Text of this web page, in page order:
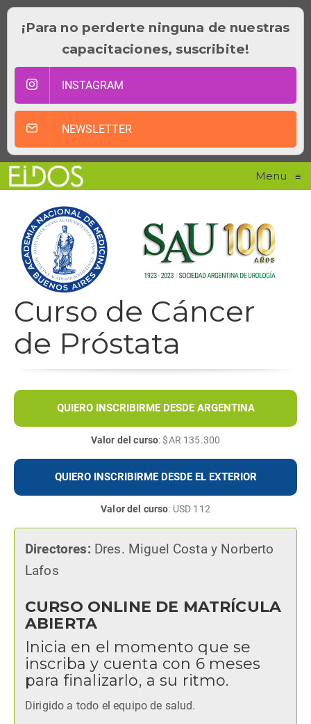
¡Para no perderte ninguna de nuestras
capacitaciones, suscribite!
INSTAGRAM
NEWSLETTER
Menu ≡
Curso de Cáncer
de Próstata
QUIERO INSCRIBIRME DESDE ARGENTINA
Valor del curso: $AR 135.300
QUIERO INSCRIBIRME DESDE EL EXTERIOR
Valor del curso: USD 112
Directores: Dres. Miguel Costa y Norberto
Lafos
CURSO ONLINE DE MATRÍCULA
ABIERTA
Inicia en el momento que se
inscriba y cuenta con 6 meses
para finalizarlo, a su ritmo.
Dirigido a todo el equipo de salud.